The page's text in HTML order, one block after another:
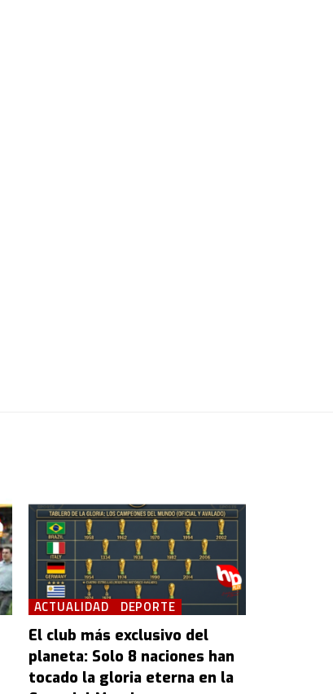
ACTUALIDAD DEPORTE
El club más exclusivo del
planeta: Solo 8 naciones han
tocado la gloria eterna en la